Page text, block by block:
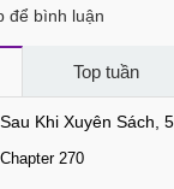
1 tuần
để bình luận
Top tuần
Chapter 270